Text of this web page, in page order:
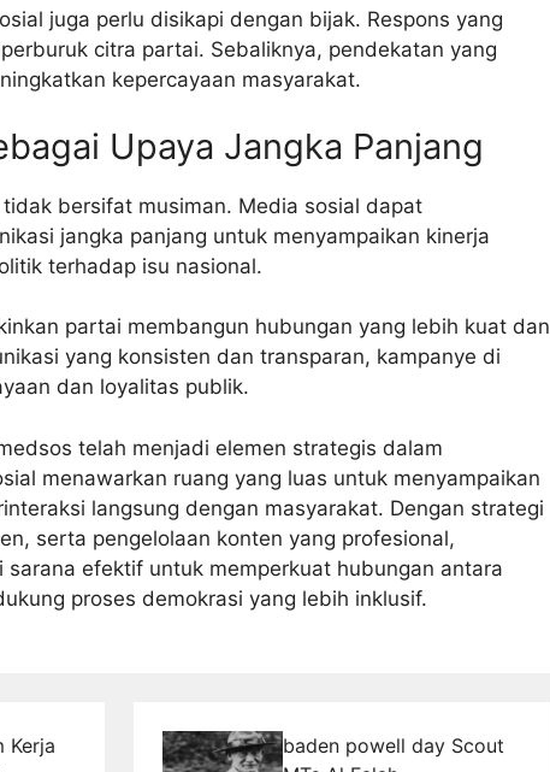
juga perlu disikapi dengan bijak. Respons yang
citra partai. Sebaliknya, pendekatan yang
kepercayaan masyarakat.
Upaya Jangka Panjang
bersifat musiman. Media sosial dapat
jangka panjang untuk menyampaikan kinerja
terhadap isu nasional.
partai membangun hubungan yang lebih kuat dan
yang konsisten dan transparan, kampanye di
dan loyalitas publik.
telah menjadi elemen strategis dalam
menawarkan ruang yang luas untuk menyampaikan
langsung dengan masyarakat. Dengan strategi
serta pengelolaan konten yang profesional,
efektif untuk memperkuat hubungan antara
proses demokrasi yang lebih inklusif.
Kerja
baden powell day Scout